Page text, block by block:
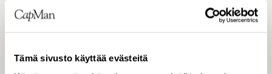
Tämä sivusto käyttää evästeitä